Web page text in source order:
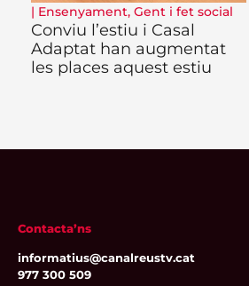
| Ensenyament, Gent i fet social
Conviu l’estiu i Casal
Adaptat han augmentat
les places aquest estiu
Contacta’ns
informatius@canalreustv.cat
977 300 509